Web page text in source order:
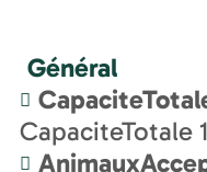
Général
CapaciteTotale